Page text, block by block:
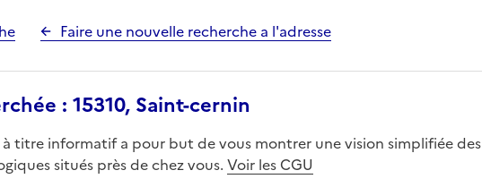
Faire une nouvelle recherche a l'adresse
: 15310, Saint-cernin
titre informatif a pour but de vous montrer une vision simplifiée des
situés près de chez vous. Voir les CGU